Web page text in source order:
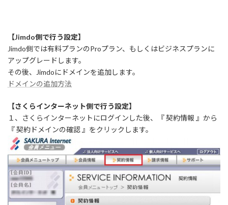
【Jimdo側で行う設定】
Jimdo側では有料プランのProプラン、もしくはビジネスプランに
アップグレードします。
その後、Jimdoにドメインを追加します。
ドメインの追加方法
【さくらインターネット側で行う設定】
１、さくらインターネットにログインした後、『 契約情報 』から
『 契約ドメインの確認 』をクリックします。